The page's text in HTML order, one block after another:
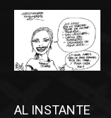
AL INSTANTE